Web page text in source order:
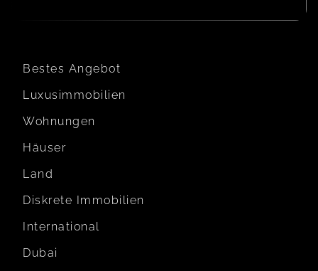
Bestes Angebot
Luxusimmobilien
Wohnungen
Häuser
Land
Diskrete Immobilien
International
Dubai